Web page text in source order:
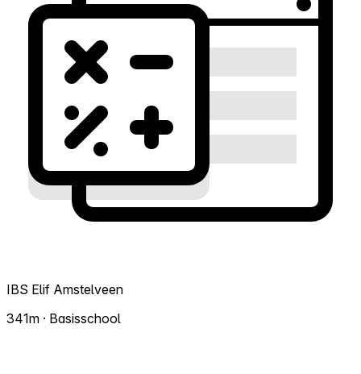
IBS Elif Amstelveen
341m · Basisschool